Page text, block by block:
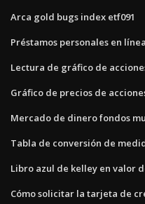
Arca gold bugs index etf091
Préstamos personales en
Lectura de gráfico de
Gráfico de precios de
Mercado de dinero fondos
Tabla de conversión de
Libro azul de kelley en valor
Cómo solicitar la tarjeta de